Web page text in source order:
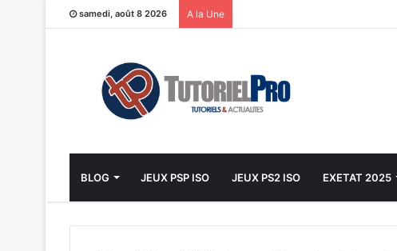
samedi, août 8 2026 A la Une
BLOG JEUX PSP ISO JEUX PS2 ISO EXETAT 2025